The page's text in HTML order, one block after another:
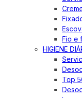
Fio e
HIGIENE
Top